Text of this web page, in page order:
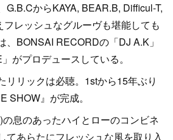
G.B.CからKAYA, BEAR.B, Difficul-T,
フレッシュなグルーヴも堪能しても
、BONSAI RECORDの「DJ A.K」
がプロデュースしている。
リリックは必聴。1stから15年ぶり
SHOW』が完成。
息のあったハイとローのコンビネ
てあらたにフレッシュな風を取り入